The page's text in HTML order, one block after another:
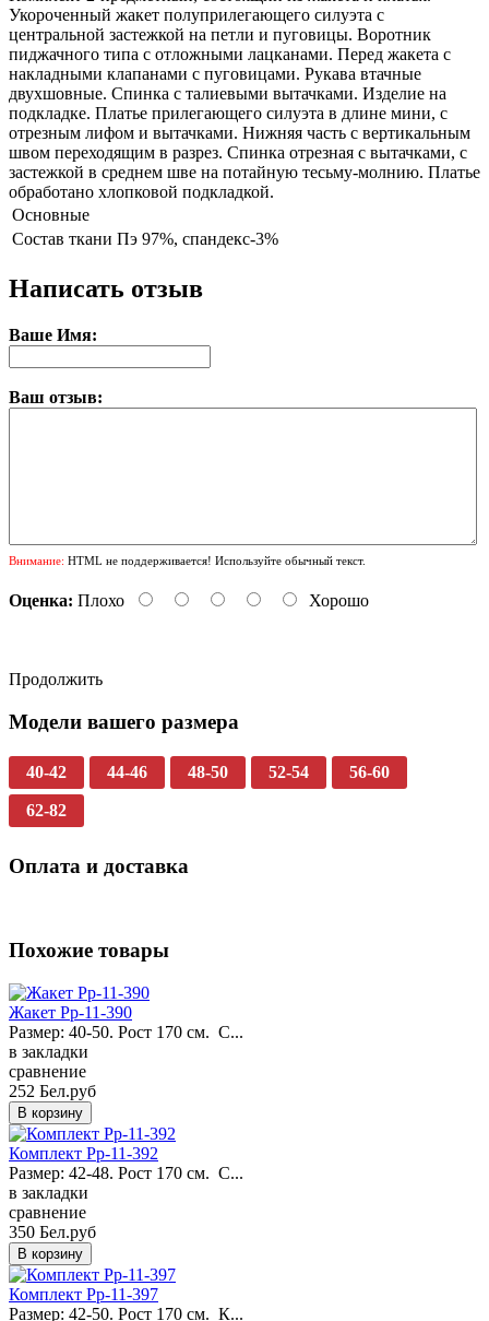
Укороченный жакет полуприлегающего силуэта с
центральной застежкой на петли и пуговицы. Воротник
пиджачного типа с отложными лацканами. Перед жакета с
накладными клапанами с пуговицами. Рукава втачные
двухшовные. Спинка с талиевыми вытачками. Изделие на
подкладке. Платье прилегающего силуэта в длине мини, с
отрезным лифом и вытачками. Нижняя часть с вертикальным
швом переходящим в разрез. Спинка отрезная с вытачками, с
застежкой в среднем шве на потайную тесьму-молнию. Платье
обработано хлопковой подкладкой.
Основные
Состав ткани Пэ 97%, спандекс-3%
Написать отзыв
Ваше Имя:
Ваш отзыв:
Внимание: HTML не поддерживается! Используйте обычный текст.
Оценка: Плохо Хорошо
Продолжить
Модели вашего размера
40-42 44-46 48-50 52-54 56-60
62-82
Оплата и доставка
Похожие товары
Жакет Pp-11-390
Размер: 40-50. Рост 170 см. С...
в закладки
сравнение
252 Бел.руб
Комплект Pp-11-392
Размер: 42-48. Рост 170 см. С...
в закладки
сравнение
350 Бел.руб
Комплект Pp-11-397
Размер: 42-50. Рост 170 см. К...